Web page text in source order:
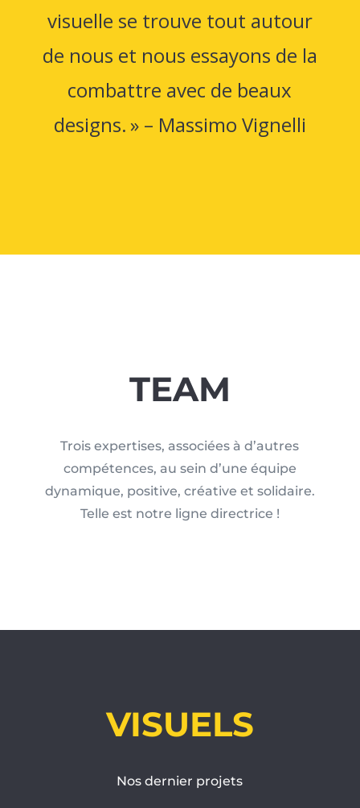
visuelle se trouve tout autour
de nous et nous essayons de la
combattre avec de beaux
designs. » – Massimo Vignelli
TEAM
Trois expertises, associées à d’autres
compétences, au sein d’une équipe
dynamique, positive, créative et solidaire.
Telle est notre ligne directrice !
VISUELS
Nos dernier projets